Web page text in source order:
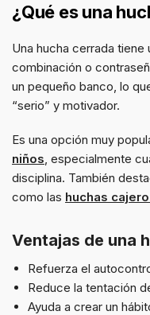
¿Qué es una
Una hucha cerrada tiene
combinación o
un pequeño banco, lo
“serio” y motivador.
Es una opción muy
niños, especialmente
disciplina. También
como las huchas
Ventajas de una
Refuerza el
Reduce la tentación
Ayuda a crear un